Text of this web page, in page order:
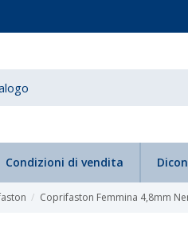
Condizioni di vendita
Coprifaston Femmina 4,8mm